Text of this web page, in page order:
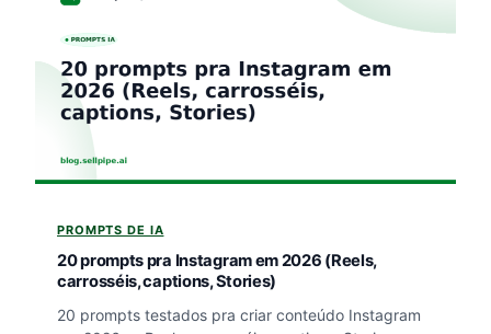
PROMPTS DE IA
20 prompts pra Instagram em 2026 (Reels,
carrosséis, captions, Stories)
20 prompts testados pra criar conteúdo Instagram